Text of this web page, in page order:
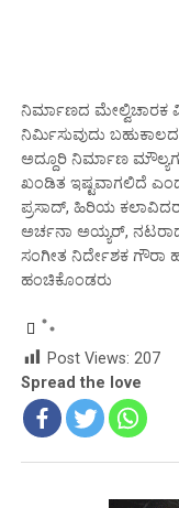
ನಿರ್ಮಾಣದ
ನಿರ್ಮಿಸುವುದು
ಅದ್ದೂರಿ ನಿರ್ಮಾಣ
ಖಂಡಿತ ಇಷ್ಟವಾಗಲಿದೆ
ಪ್ರಸಾದ್, ಹಿರಿಯ
ಅರ್ಚನಾ ಅಯ್ಯರ್,
ಸಂಗೀತ ನಿರ್ದೇಶಕ ಗೌರಾ
ಹಂಚಿಕೊಂಡರು
Post Views: 207
Spread the love